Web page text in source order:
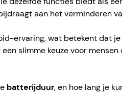
aan het verminderen
ervaring, wat betekent dat
een slimme keuze voor
batterijduur, en hoe lang je